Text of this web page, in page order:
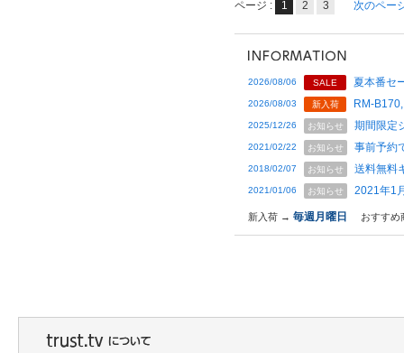
ページ : 1 2 3 次のペー
2026/08/06 SALE 夏本番セ
2026/08/03 新入荷 RM-
2025/12/26 お知らせ 期間限定
2021/02/22 お知らせ 事前予約
2018/02/07 お知らせ 送料無料
2021/01/06 お知らせ 2021年1
新入荷 → 毎週月曜日 おすす